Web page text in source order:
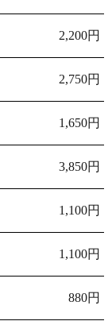
2,200円
2,750円
1,650円
3,850円
1,100円
1,100円
880円